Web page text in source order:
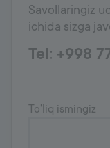
Savollaringiz
ichida sizga
Tel: +998
To'liq ismingiz